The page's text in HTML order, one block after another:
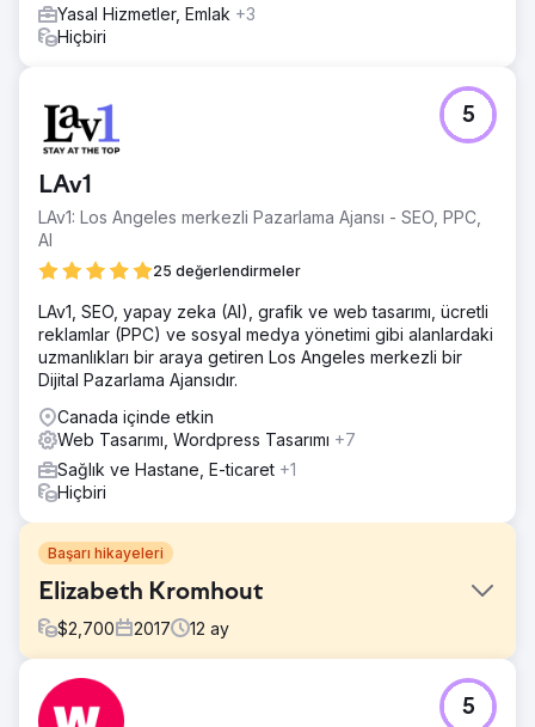
Yasal Hizmetler, Emlak +3
Hiçbiri
LAv1
LAv1: Los Angeles merkezli Pazarlama Ajansı - SEO, PPC,
AI
25 değerlendirmeler
5
LAv1, SEO, yapay zeka (AI), grafik ve web tasarımı, ücretli
reklamlar (PPC) ve sosyal medya yönetimi gibi alanlardaki
uzmanlıkları bir araya getiren Los Angeles merkezli bir
Dijital Pazarlama Ajansıdır.
Canada içinde etkin
Web Tasarımı, Wordpress Tasarımı +7
Sağlık ve Hastane, E-ticaret +1
Hiçbiri
Başarı hikayeleri
Elizabeth Kromhout
$2,700 2017 12 ay
Meydan Okuma
Projemizin başlangıcındaki web sitesi yeterli değildi.
5